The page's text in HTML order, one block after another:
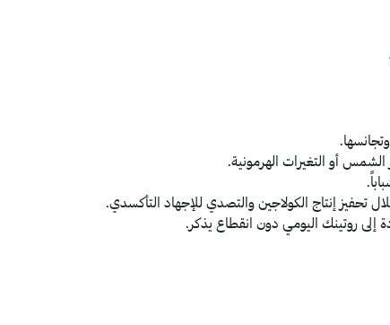
أو التغيرات الهرمونية.
تحفيز إنتاج الكولاجين والتصدي للإجهاد التأكسدي.
إلى روتينك اليومي دون انقطاع يذكر.